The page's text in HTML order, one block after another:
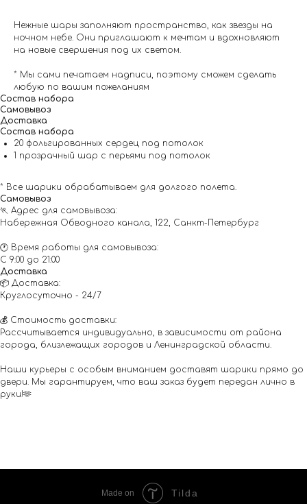
Нежные шары заполняют пространство, как звезды на
ночном небе. Они приглашают к мечтам и вдохновляют
на новые свершения под их светом.
* Мы сами печатаем надписи, поэтому сможем сделать
любую по вашим пожеланиям
Состав набора
Самовывоз
Доставка
Состав набора
20 фольгированных сердец под потолок
1 прозрачный шар с перьями под потолок
* Все шарики обрабатываем для долгого полета.
Самовывоз
🏃 Адрес для самовывоза:
Набережная Обводного канала, 122, Санкт-Петербург
🕐 Время работы для самовывоза:
С 9:00 до 21:00
Доставка
📦 Доставка:
Круглосуточно - 24/7
💰 Стоимость доставки:
Рассчитывается индивидуально, в зависимости от района
города, близлежащих городов и Ленинградской области.
Наши курьеры с особым вниманием доставят шарики прямо до
двери. Мы гарантируем, что ваш заказ будет передан лично в
руки!🫶
Made on Tilda